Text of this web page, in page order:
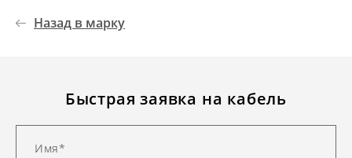
Назад в марку
Быстрая заявка на кабель